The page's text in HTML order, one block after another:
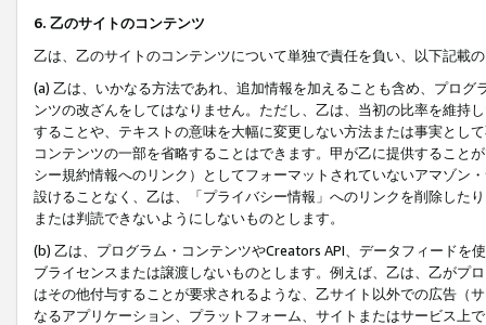
6. 乙のサイトのコンテンツ
乙は、乙のサイトのコンテンツについて単独で責任を負い、以下記載
(a) 乙は、いかなる方法であれ、追加情報を加えることも含め、プロ
ンツの改ざんをしてはなりません。ただし、乙は、当初の比率を維持
することや、テキストの意味を大幅に変更しない方法または事実とし
コンテンツの一部を省略することはできます。甲が乙に提供すること
シー規約情報へのリンク）としてフォーマットされていないアマゾン
設けることなく、乙は、「プライバシー情報」へのリンクを削除した
または判読できないようにしないものとします。
(b) 乙は、プログラム・コンテンツやCreators API、データフィード
ブライセンスまたは譲渡しないものとします。例えば、乙は、乙がプ
はその他付与することが要求されるような、乙サイト以外での広告（
なるアプリケーション、プラットフォーム、サイトまたはサービス上